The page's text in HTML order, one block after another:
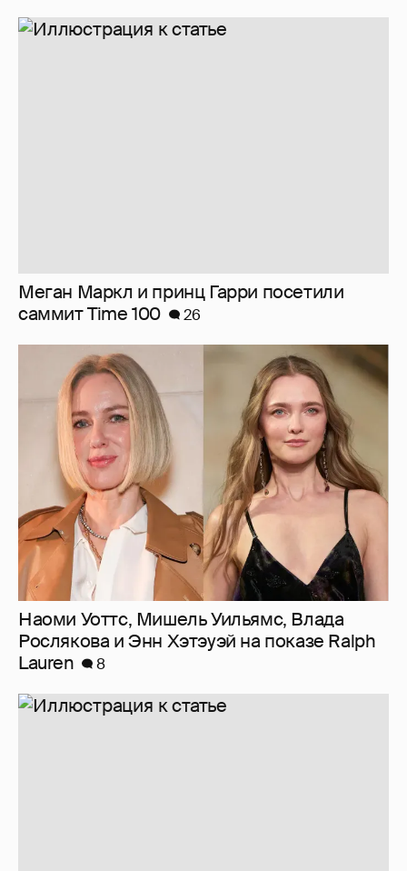
Меган Маркл и принц Гарри посетили
саммит Time 100
26
Наоми Уоттс, Мишель Уильямс, Влада
Рослякова и Энн Хэтэуэй на показе Ralph
Lauren
8